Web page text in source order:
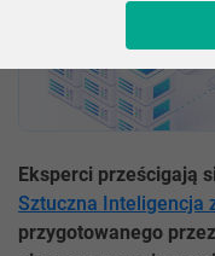
Eksperci prześcigają
Sztuczna Inteligencja
przygotowanego